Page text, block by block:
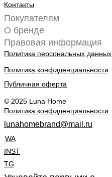
Контакты
Покупателям
О бренде
Правовая информация
Политика персональных данных
Политика конфиденциальности
Публичная оферта
© 2025 Luna Home
Политика конфиденциальности
lunahomebrand@mail.ru
WA
INST
TG